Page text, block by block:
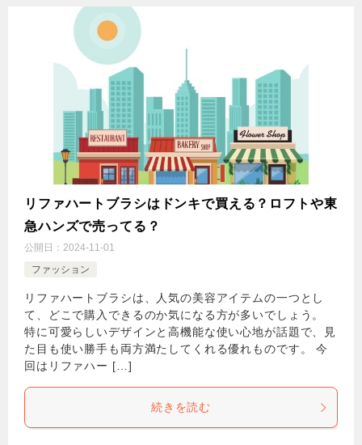
リファハートブラシはドンキで買える？ロフトや東
急ハンズで売ってる？
公開日： 2024-11-01
ファッション
リファハートブラシは、人気の美容アイテムの一つとし
て、どこで購入できるのか気になる方が多いでしょう。
特に可愛らしいデザインと高機能な使い心地が話題で、見
た目も使い勝手も両方満たしてくれる優れものです。 今
回はリファハー […]
続きを読む